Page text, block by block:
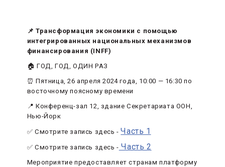
📌 Трансформация экономики с помощью
интегрированных национальных механизмов
финансирования (INFF)
🏠 ГОД, ГОД, ОДИН РАЗ
⏰ Пятница, 26 апреля 2024 года, 10:00 — 16:30 по
восточному поясному времени
📍 Конференц-зал 12, здание Секретариата ООН,
Нью-Йорк
✅ Смотрите запись здесь -Часть 1
✅ Смотрите запись здесь - Часть 2
Мероприятие предоставляет странам платформу